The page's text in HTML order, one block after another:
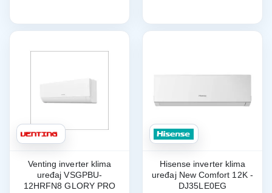
Venting inverter klima
uređaj VSGPBU-
12HRFN8 GLORY PRO
Hisense inverter klima
uređaj New Comfort 12K -
DJ35LE0EG